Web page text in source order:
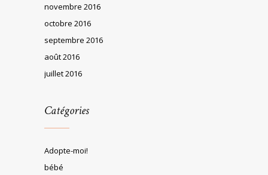
novembre 2016
octobre 2016
septembre 2016
août 2016
juillet 2016
Catégories
Adopte-moi!
bébé